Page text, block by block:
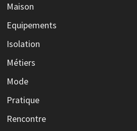
Maison
Equipements
Isolation
Métiers
Mode
Pratique
Rencontre